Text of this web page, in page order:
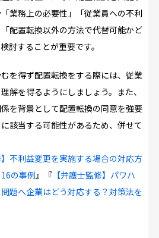
業務上の必要性」「従業員への不利
配置転換以外の方法で代替可能かど
討することが重要です。
を得ず配置転換をする際には、従業
解を得るようにしましょう。また、
を背景として配置転換の同意を強要
該当する可能性があるため、併せて
不利益変更を実施する場合の対応方
の事例』『【弁護士監修】パワハ
題へ企業はどう対応する？対策法を